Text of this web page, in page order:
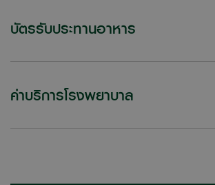
บัตรรับประทานอาหาร
ค่าบริการโรงพยาบาล